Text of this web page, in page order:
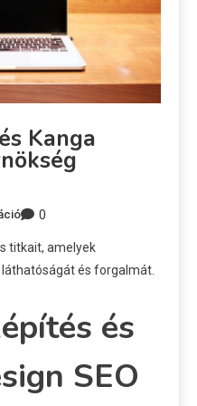
Kanga
0
titkait, amelyek
és forgalmát.
és
SEO